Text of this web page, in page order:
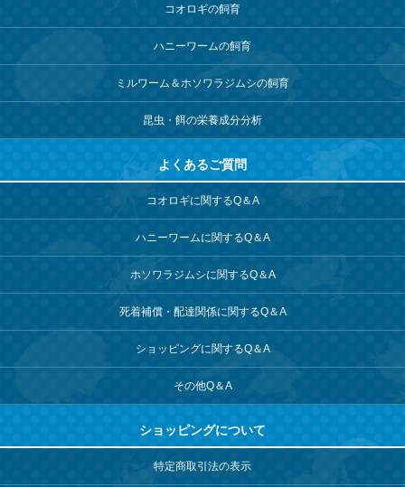
コオロギの飼育
ハニーワームの飼育
ミルワーム＆ ホソワラジムシの飼育
昆虫・餌の栄養成分分析
よくあるご質問
コオロギに関するQ＆A
ハニーワームに関するQ＆A
ホソワラジムシに関するQ＆A
死着補償・配達関係に関するQ＆A
ショッピングに関するQ＆A
その他Q＆A
ショッピングについて
特定商取引法の表示